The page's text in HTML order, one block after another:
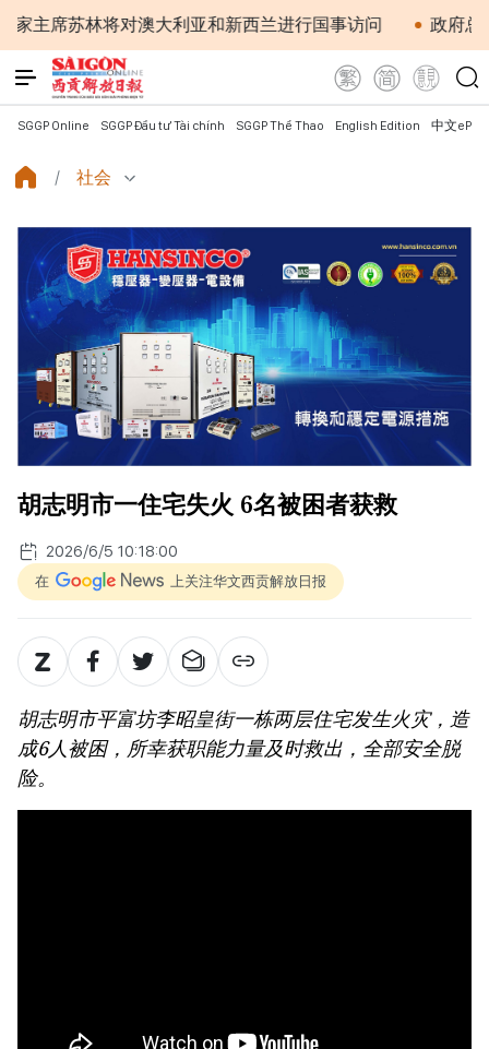
将对澳大利亚和新西兰进行国事访问 政府总理黎明兴
SGGP Online SGGP Đầu tư Tài chính SGGP Thể Thao English Edition 中文
社会
胡志明市一住宅失火 6名被困者获救
2026/6/5 10:18:00
在 上关注华文西贡解放日报
胡志明市平富坊李昭皇街一栋两层住宅发生火灾，造
成6人被困，所幸获职能力量及时救出，全部安全脱
险。